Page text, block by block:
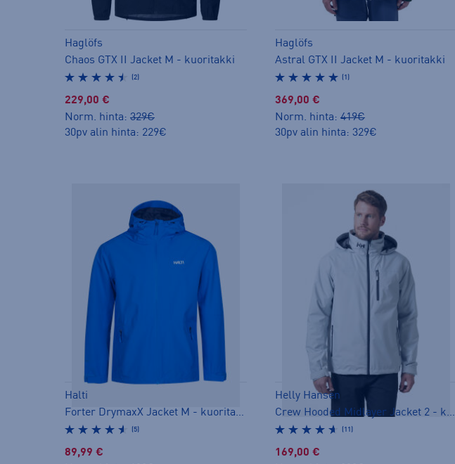
Haglöfs
Chaos GTX II Jacket M - kuoritakki
(2)
229,00 €
Norm. hinta: 329€
30pv alin hinta: 229€
Haglöfs
Astral GTX II Jacket M - kuoritakki
(1)
369,00 €
Norm. hinta: 419€
30pv alin hinta: 329€
Halti
Forter DrymaxX Jacket M - kuoritakki
(5)
89,99 €
Helly Hansen
Crew Hooded Midlayer Jacket 2 - kuoritakki
(11)
169,00 €